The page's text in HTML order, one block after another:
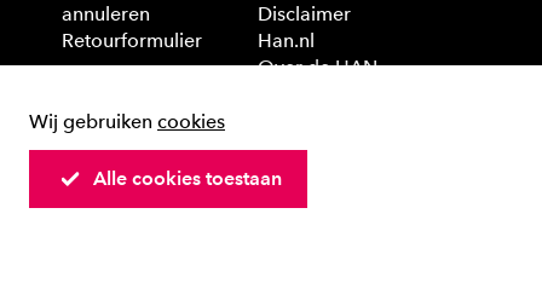
annuleren
Retourformulier
Disclaimer
Han.nl
Over de HAN
Wij gebruiken cookies
Alle cookies toestaan